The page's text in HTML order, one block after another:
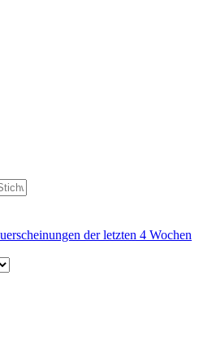
der letzten 4 Wochen